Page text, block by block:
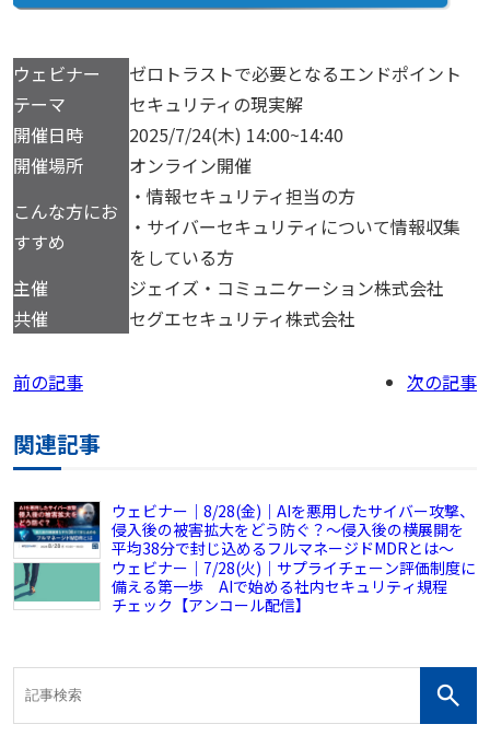
ウェビナー
テーマ
ゼロトラストで必要となるエンドポイント
セキュリティの現実解
開催日時
2025/7/24(木) 14:00~14:40
開催場所
オンライン開催
こんな方にお
すすめ
・情報セキュリティ担当の方
・サイバーセキュリティについて情報収集
をしている方
主催
ジェイズ・コミュニケーション株式会社
共催
セグエセキュリティ株式会社
前の記事 次の記事
関連記事
ウェビナー｜8/28(金)｜AIを悪用したサイバー攻撃、
侵入後の被害拡大をどう防ぐ？～侵入後の横展開を
平均38分で封じ込めるフルマネージドMDRとは～
ウェビナー｜7/28(火)｜サプライチェーン評価制度に
備える第一歩 AIで始める社内セキュリティ規程
チェック【アンコール配信】